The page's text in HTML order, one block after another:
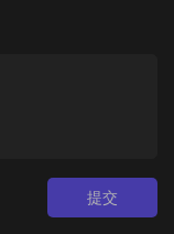
提交